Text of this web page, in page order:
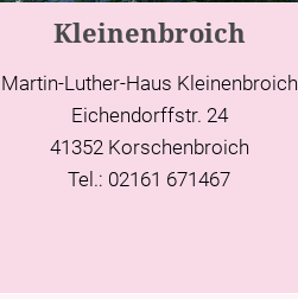
Kleinenbroich
Martin-Luther-Haus Kleinenbroich
Eichendorffstr. 24
41352 Korschenbroich
Tel.: 02161 671467